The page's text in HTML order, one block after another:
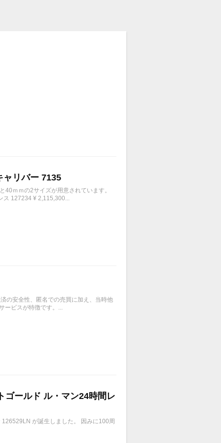
ャリバー 7135
ｍｍの2サイズが用意されています。
ス 127234 ¥ 2,115,300...
の安全性、匿名での売買に加え、当時他
ービスが特徴です。...
ゴールド ル・マン24時間レ
が誕生しました。 因みに100周